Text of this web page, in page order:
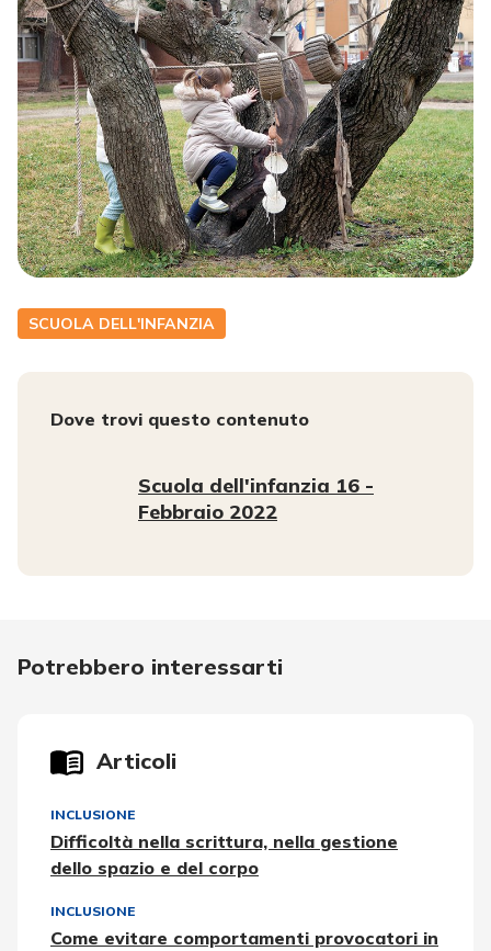
SCUOLA DELL'INFANZIA
Dove trovi questo contenuto
Scuola dell'infanzia 16 -
Febbraio 2022
Potrebbero interessarti
Articoli
INCLUSIONE
Difficoltà nella scrittura, nella gestione
dello spazio e del corpo
INCLUSIONE
Come evitare comportamenti provocatori in